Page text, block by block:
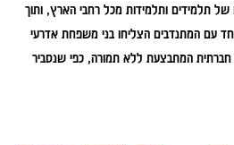
תלמידים ותלמידות מכל רחבי הארץ, ותוך
עם המתנדבים הצליחו בני משפחת אדרעי
המתבצעת ללא תמורה, כפי שנסביר